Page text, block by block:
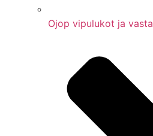
Ojop vipulukot ja